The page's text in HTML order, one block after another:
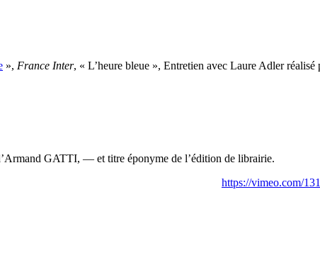
», France Inter, « L’heure bleue », Entretien avec Laure Adler
GATTI, — et titre éponyme de l’édition de librairie.
https://vimeo.com/